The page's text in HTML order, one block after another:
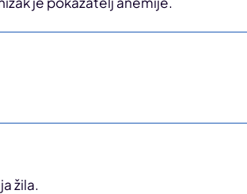
žila.